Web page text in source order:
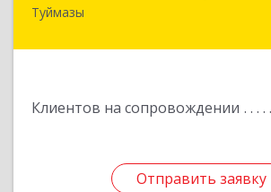
Туймазы
Клиентов на сопровождении
Отправить заявку
Отправить заявку